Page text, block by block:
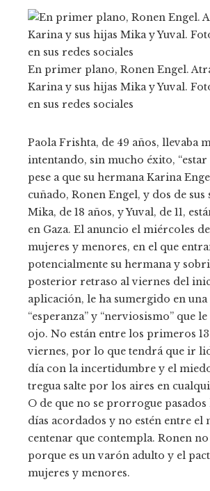
En primer plano, Ronen Engel.
Karina y sus hijas Mika y Yuval.
en sus redes sociales
Paola Frishta, de 49 años, llevaba
intentando, sin mucho éxito, “estar
pese a que su hermana Karina
cuñado, Ronen Engel, y dos de sus
Mika, de 18 años, y Yuval, de 11,
en Gaza. El anuncio el miércoles
mujeres y menores, en el que
potencialmente su hermana y
posterior retraso al viernes del
aplicación, le ha sumergido en una
“esperanza” y “nerviosismo” que
ojo. No están entre los primeros
viernes, por lo que tendrá que ir
día con la incertidumbre y el
tregua salte por los aires en
O de que no se prorrogue
días acordados y no estén entre el
centenar que contempla. Ronen
porque es un varón adulto y el
mujeres y menores.